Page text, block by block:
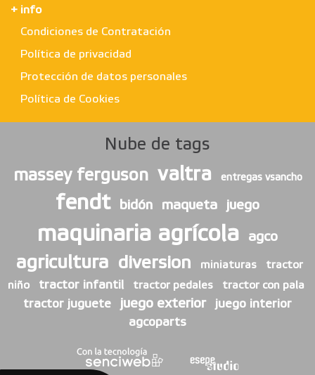
+ info
Condiciones de Contratación
Política de privacidad
Protección de datos personales
Política de Cookies
Nube de tags
massey ferguson
valtra entregas vsancho
fendt bidón maqueta juego
maquinaria agrícola agco
agricultura diversion miniaturas tractor
niño tractor infantil tractor pedales tractor con pala
tractor juguete juego exterior
juego interior
agcoparts